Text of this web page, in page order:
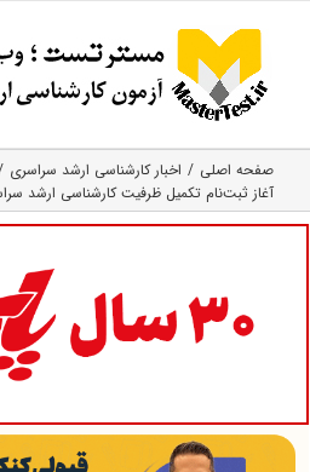
content
صفحه اصلی
اخبار کارشناسی ارشد سراسری
آغاز ثبت‌نام تکمیل ظرفیت کارشناسی ارشد سراسری ۹۶